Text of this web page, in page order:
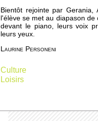
Bientôt rejointe par
l'élève se met au diapason
devant le piano, leurs voix
leurs yeux.
Laurine Personeni
Culture
Loisirs